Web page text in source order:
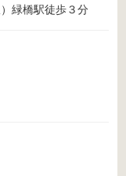
緑橋駅徒歩３分